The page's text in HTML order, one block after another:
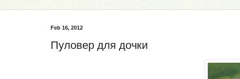
Feb 16, 2012
Пуловер для дочки